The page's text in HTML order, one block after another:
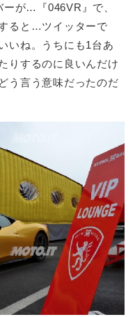
が…『046VR』で、
ると…ツイッターで
いね。うちにも1台あ
りするのに良いんだけ
う言う意味だったのだ